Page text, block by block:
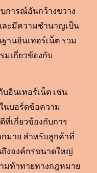
บการณ์อันกว้างขวาง
ละมีความชำนาญเป็น
านอินเทอร์เน็ต รวม
มเกี่ยวข้องกับ
บอินเทอร์เน็ต เช่น
นบอร์ดข้อความ
ที่เกี่ยวข้องกับการ
มาย สำหรับลูกค้าที่
งองค์กรขนาดใหญ่
มท้าทายทางกฎหมาย